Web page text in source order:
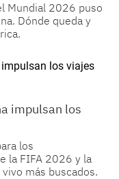
Mundial 2026 puso
Dónde queda y
impulsan los
los
la FIFA 2026 y la
más buscados.